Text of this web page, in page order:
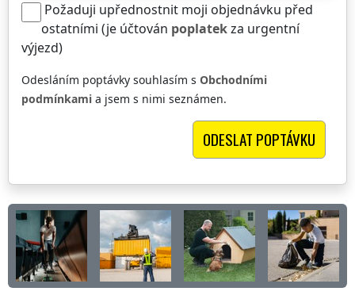
Požaduji upřednostnit moji objednávku před
ostatními (je účtován poplatekza urgentní
výjezd)
Odesláním poptávky souhlasím s Obchodními
podmínkami a jsem s nimi seznámen.